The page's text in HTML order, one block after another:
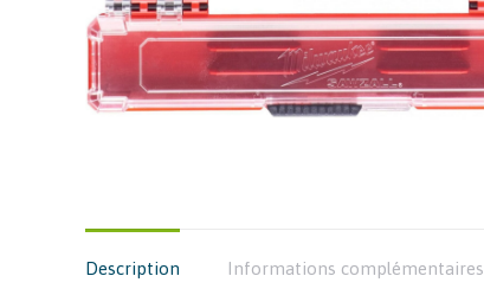
Description Informations complémentaires